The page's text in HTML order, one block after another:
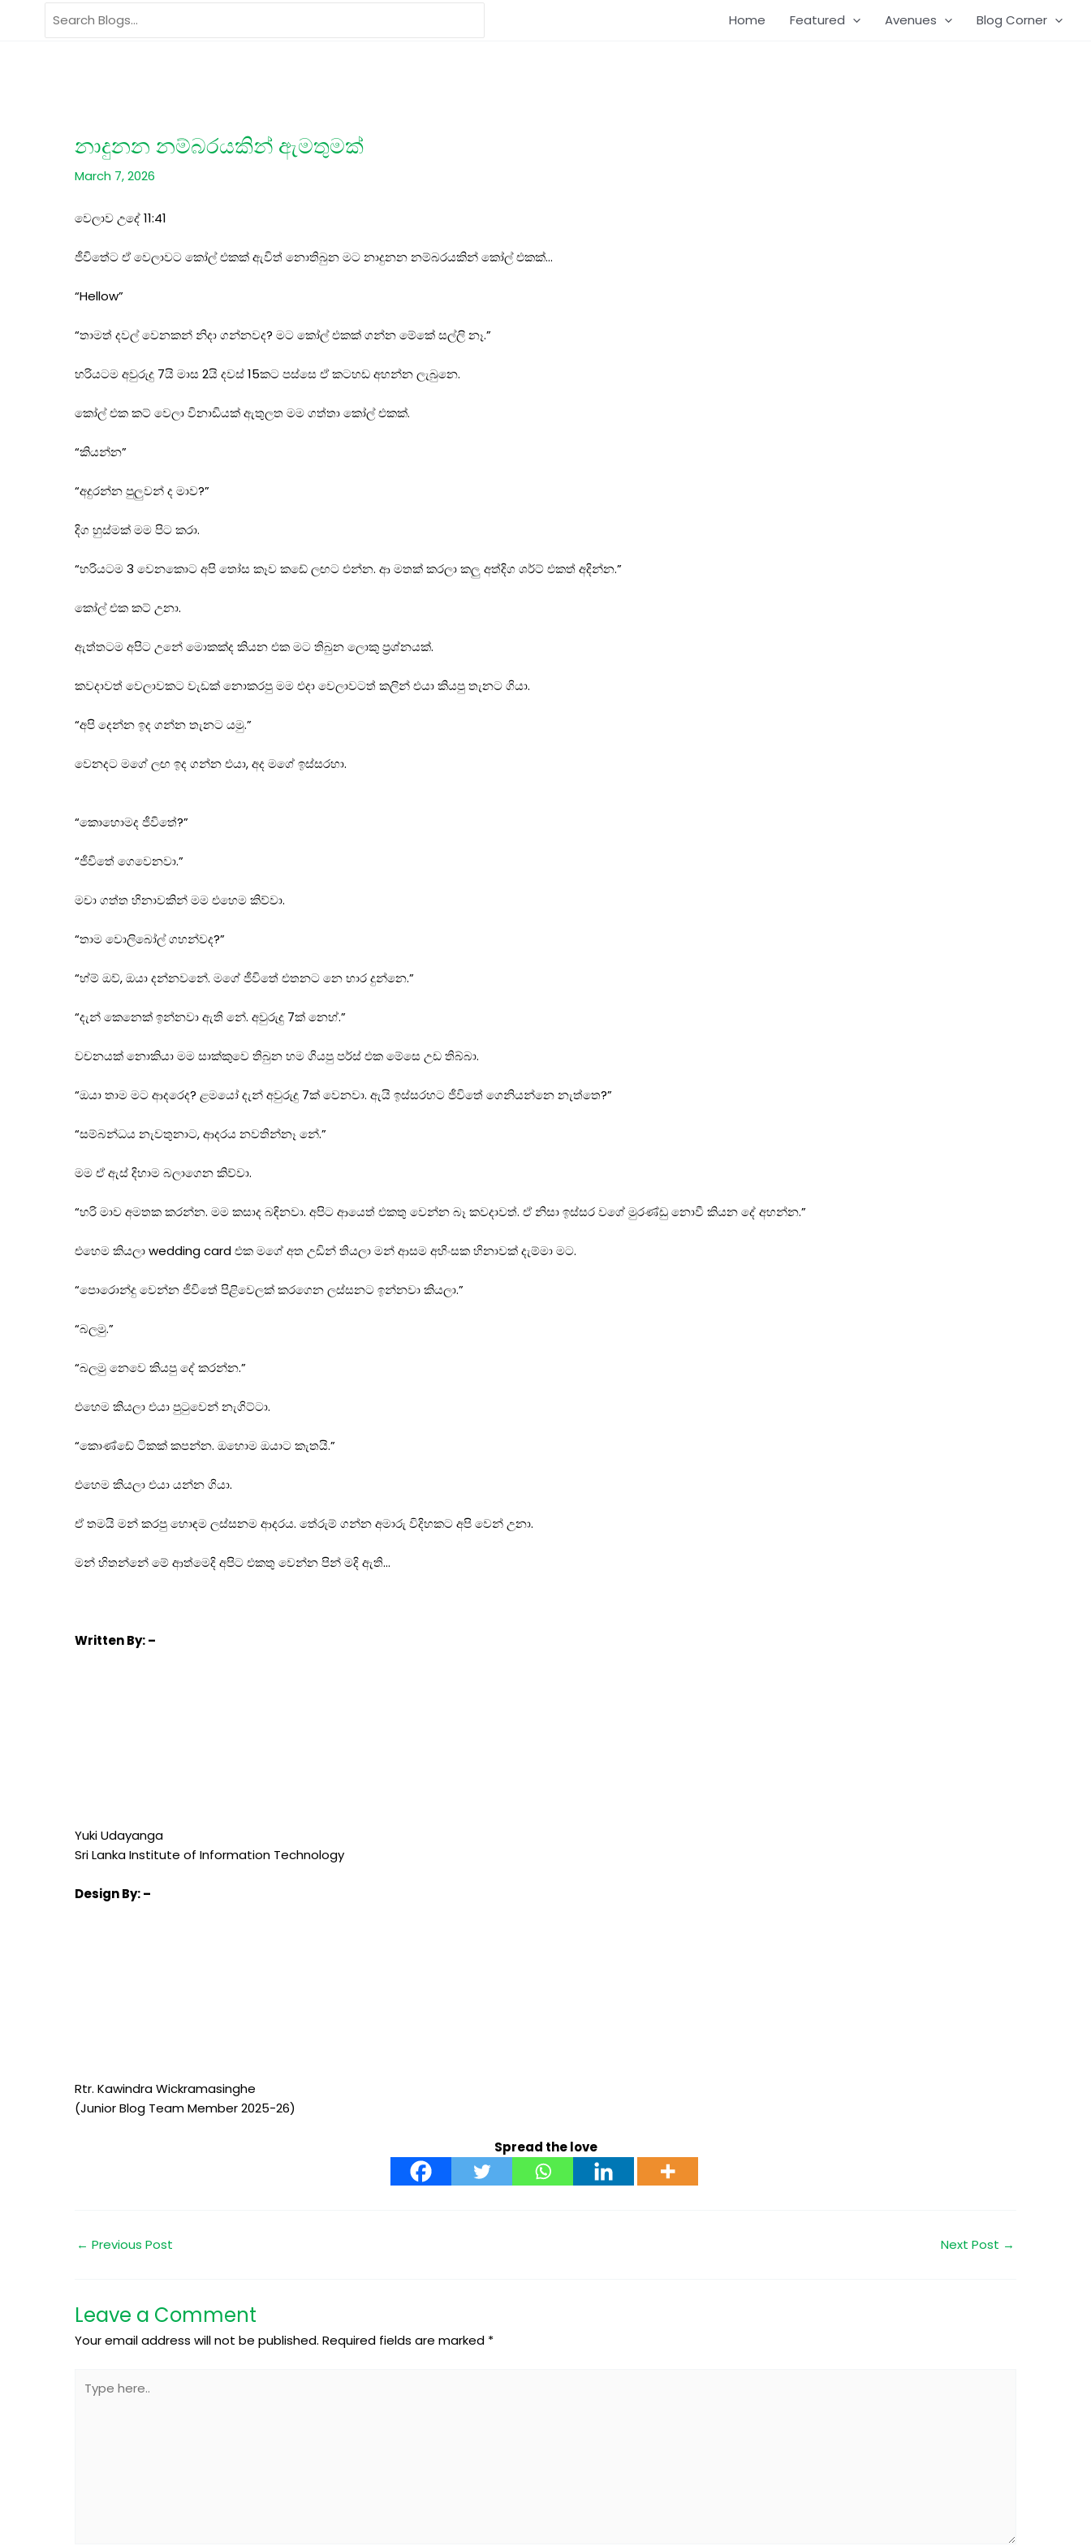
Home Featured Avenues Blog Corner
නාදුනන නම්බරයකින් ඇමතුමක්
March 7, 2026
වෙලාව උදේ 11:41
ජීවිතේට ඒ වෙලාවට කෝල් එකක් ඇවිත් නොතිබුන මට නාදුනන නම්බරයකින් කෝල් එකක්…
“Hellow”
“තාමත් දවල් වෙනකන් නිදා ගන්නවද? මට කෝල් එකක් ගන්න මේකේ සල්ලි නෑ.”
හරියටම අවුරුදු 7යි මාස 2යි දවස් 15කට පස්සෙ ඒ කටහඩ අහන්න ලැබුනෙ.
කෝල් එක කට් වෙලා විනාඩියක් ඇතුලත මම ගත්තා කෝල් එකක්.
“කියන්න”
“අදුරන්න පුලුවන් ද මාව?”
දිග හුස්මක් මම පිට කරා.
“හරියටම 3 වෙනකොට අපි තෝස කෑව කඩේ ලඟට එන්න. ආ මතක් කරලා කලු අත්දිග ශර්ට් එකත් අදින්න.”
කෝල් එක කට් උනා.
ඇත්තටම අපිට උනේ මොකක්ද කියන එක මට තිබුන ලොකු ප්‍රශ්නයක්.
කවදාවත් වෙලාවකට වැඩක් නොකරපු මම එදා වෙලාවටත් කලින් එයා කියපු තැනට ගියා.
“අපි දෙන්න ඉද ගන්න තැනට යමු.”
වෙනදට මගේ ලඟ ඉද ගන්න එයා, අද මගේ ඉස්සරහා.
“කොහොමද ජීවිතේ?”
“ජීවිතේ ගෙවෙනවා.”
මචා ගත්ත හිනාවකින් මම එහෙම කිව්වා.
“තාම වොලිබෝල් ගහන්වද?”
“හ්ම් ඔව්, ඔයා දන්නවනේ. මගේ ජීවිතේ එතනට නෙ භාර දුන්නෙ.”
“දැන් කෙනෙක් ඉන්නවා ඇති නේ. අවුරුදු 7ක් නෙහ්.”
වචනයක් නොකියා මම සාක්කුවෙ තිබුන හම ගියපු පර්ස් එක මේසෙ උඩ තිබ්බා.
“ඔයා තාම මට ආදරෙද? ළමයෝ දැන් අවුරුදු 7ක් වෙනවා. ඇයි ඉස්සරහට ජීවිතේ ගෙනියන්නෙ නැත්තෙ?”
“සම්බන්ධය නැවතුනාට, ආදරය නවතින්නෑ නේ.”
මම ඒ ඇස් දිහාම බලාගෙන කිව්වා.
“හරි මාව අමතක කරන්න. මම කසාද බඳිනවා. අපිට ආයෙත් එකතු වෙන්න බෑ කවදාවත්. ඒ නිසා ඉස්සර වගේ මුරණ්ඩු නොවී කියන දේ අහන්න.”
එහෙම කියලා wedding card එක මගේ අත උඩින් තියලා මන් ආසම අහිංසක හිනාවක් දැම්මා මට.
“පොරොන්දු වෙන්න ජීවිතේ පිළිවෙලක් කරගෙන ලස්සනට ඉන්නවා කියලා.”
“බලමු.”
“බලමු නෙවෙ කියපු දේ කරන්න.”
එහෙම කියලා එයා පුටුවෙන් නැගිට්ටා.
“කොණ්ඩේ ටිකක් කපන්න. ඔහොම ඔයාට කැතයි.”
එහෙම කියලා එයා යන්න ගියා.
ඒ තමයි මන් කරපු හොඳම ලස්සනම ආදරය. තේරුම් ගන්න අමාරු විදිහකට අපි වෙන් උනා.
මන් හිතන්නේ මේ ආත්මෙදි අපිට එකතු වෙන්න පින් මදි ඇති…
WrittenBy: –
Yuki Udayanga
Sri Lanka Institute of Information Technology
DesignBy: –
Rtr. Kawindra Wickramasinghe
(Junior Blog Team Member 2025-26)
Spread the love
← Previous Post Next Post →
Leave a Comment
Your email address will not be published. Required fields are marked *
here..